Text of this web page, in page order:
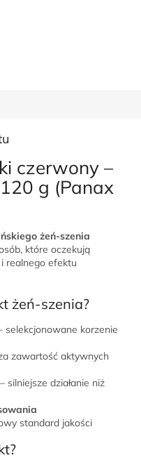
czerwony –
g (Panax
żeń-szenia
które oczekują
realnego efektu
żeń-szenia?
selekcjonowane korzenie
zawartość aktywnych
– silniejsze działanie niż
standard jakości